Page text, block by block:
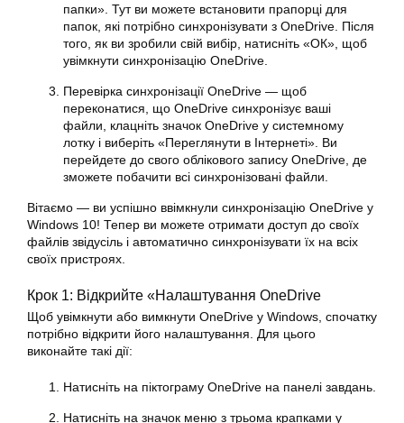
папки». Тут ви можете встановити прапорці для
папок, які потрібно синхронізувати з OneDrive. Після
того, як ви зробили свій вибір, натисніть «ОК», щоб
увімкнути синхронізацію OneDrive.
Перевірка синхронізації OneDrive — щоб
переконатися, що OneDrive синхронізує ваші
файли, клацніть значок OneDrive у системному
лотку і виберіть «Переглянути в Інтернеті». Ви
перейдете до свого облікового запису OneDrive, де
зможете побачити всі синхронізовані файли.
Вітаємо — ви успішно ввімкнули синхронізацію OneDrive у
Windows 10! Тепер ви можете отримати доступ до своїх
файлів звідусіль і автоматично синхронізувати їх на всіх
своїх пристроях.
Крок 1: Відкрийте «Налаштування OneDrive
Щоб увімкнути або вимкнути OneDrive у Windows, спочатку
потрібно відкрити його налаштування. Для цього
виконайте такі дії:
Натисніть на піктограму OneDrive на панелі завдань.
Натисніть на значок меню з трьома крапками у